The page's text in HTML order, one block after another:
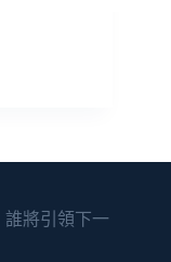
將引領下一